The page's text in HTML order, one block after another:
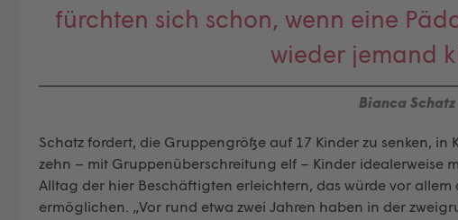
fürchten sich schon, wenn eine
wieder jemand
Bianca Schatz
Schatz fordert, die Gruppengröße auf 17 Kinder zu senken, in
zehn – mit Gruppenüberschreitung elf – Kinder idealerweise
Alltag der hier Beschäftigten erleichtern, das würde vor
ermöglichen. „Vor rund etwa zwei Jahren haben in der